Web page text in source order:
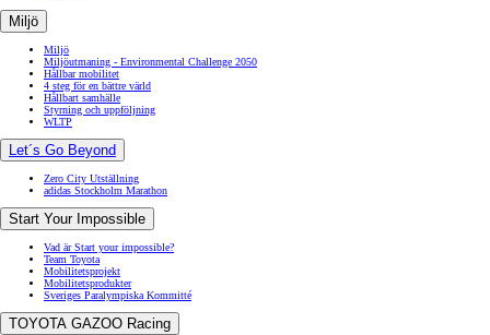
Miljö
Miljö
Miljöutmaning - Environmental Challenge 2050
Hållbar mobilitet
4 steg för en bättre värld
Hållbart samhälle
Styrning och uppföljning
WLTP
Let´s Go Beyond
Zero City Utställning
adidas Stockholm Marathon
Start Your Impossible
Vad är Start your impossible?
Team Toyota
Mobilitetsprojekt
Mobilitetsprodukter
Sveriges Paralympiska Kommitté
TOYOTA GAZOO Racing